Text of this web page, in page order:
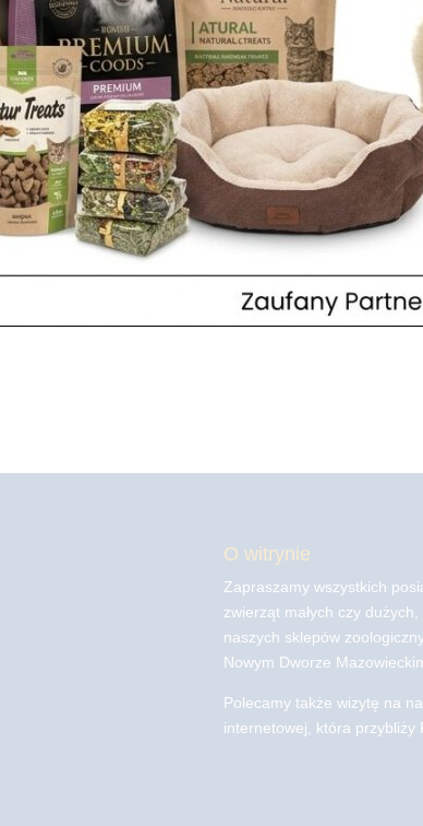
O witrynie
Zapraszamy wszystkich
zwierząt małych czy
naszych sklepów
Nowym Dworze
Polecamy także wizytę na
internetowej, która przybliży